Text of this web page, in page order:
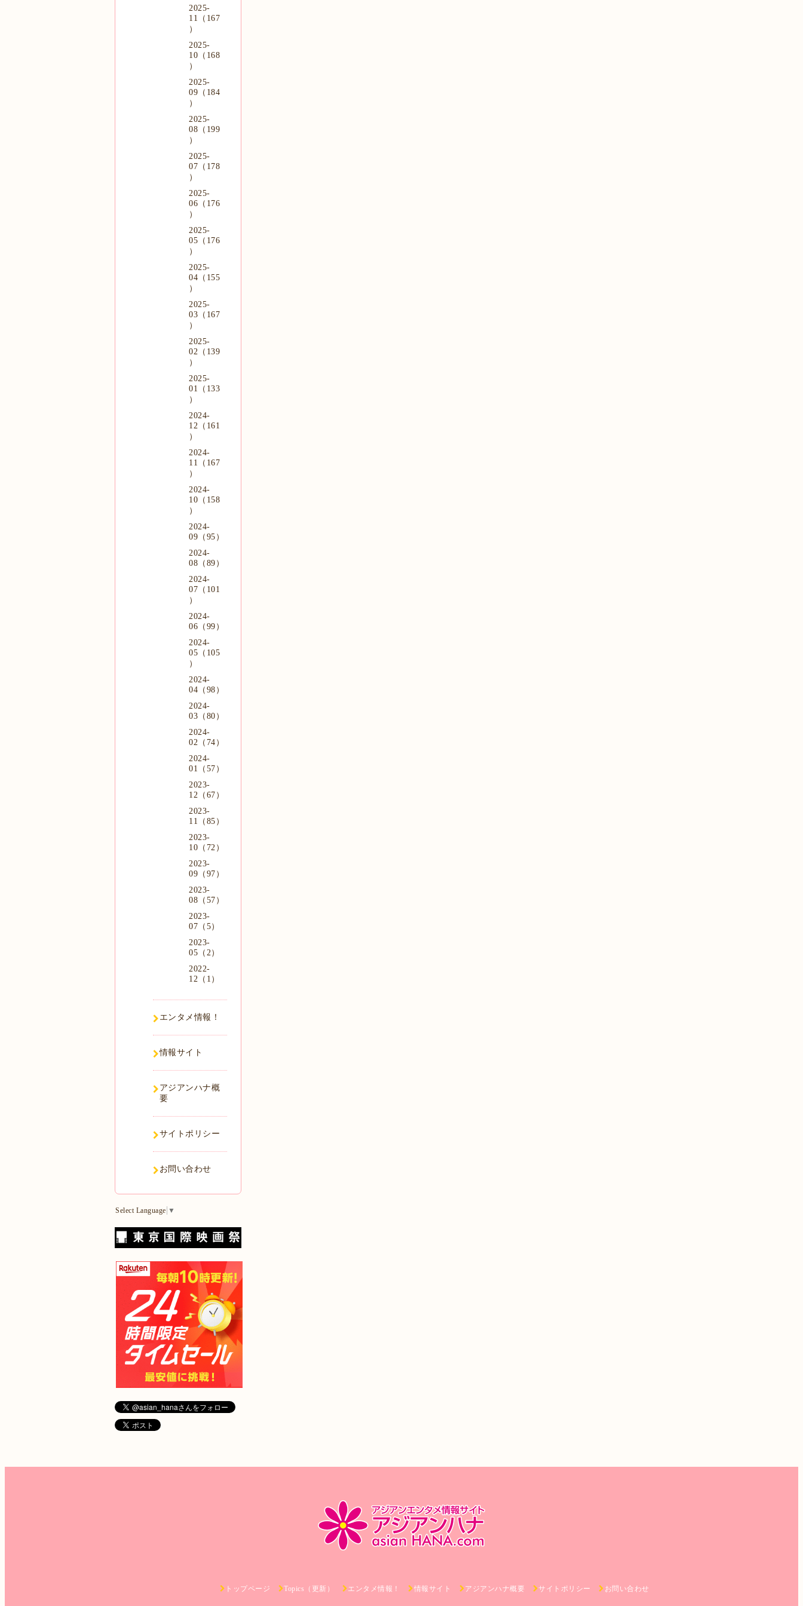
2025-
11（167
）
2025-
10（168
）
2025-
09（184
）
2025-
08（199
）
2025-
07（178
）
2025-
06（176
）
2025-
05（176
）
2025-
04（155
）
2025-
03（167
）
2025-
02（139
）
2025-
01（133
）
2024-
12（161
）
2024-
11（167
）
2024-
10（158
）
2024-
09（95）
2024-
08（89）
2024-
07（101
）
2024-
06（99）
2024-
05（105
）
2024-
04（98）
2024-
03（80）
2024-
02（74）
2024-
01（57）
2023-
12（67）
2023-
11（85）
2023-
10（72）
2023-
09（97）
2023-
08（57）
2023-
07（5）
2023-
05（2）
2022-
12（1）
エンタメ情報！
情報サイト
アジアンハナ概
要
サイトポリシー
お問い合わせ
Select Language ▼
トップページ Topics（更新） エンタメ情報！ 情報サイト アジアンハナ概要 サイトポリシー お問い合わせ